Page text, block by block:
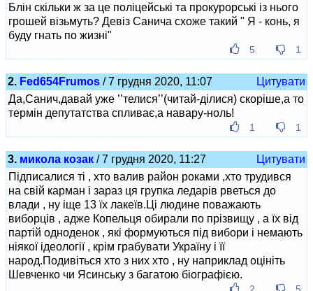
Блін скільки ж за це поліцейські та прокурорські із нього
грошей візьмуть? Девіз Санича схоже такий " Я - конь, я
буду гнать по жизні"
5 1
2. Fed654Frumos / 7 грудня 2020, 11:07
Цитувати
Да,Санич,давай уже ’’телися’’(читай-ділися) скоріше,а то
термін депутатства спливає,а навару-ноль!
1 1
3. микола козак / 7 грудня 2020, 11:27
Цитувати
Підписалися ті , хто валив район роками ,хто трудився
на свій карман і зараз ця групка ледарів рветься до
влади , ну іще 13 їх лакеїв.Ці людине поважають
виборців , адже Копельця обирали по прізвищу , а їх від
партій одноденок , які формуються під вибори і немають
ніякої ідеології , крім грабувати Україну і її
народ.Подивіться хто з них хто , ну наприклад оцініть
Шевченко чи Ясинську з багатою біографією.